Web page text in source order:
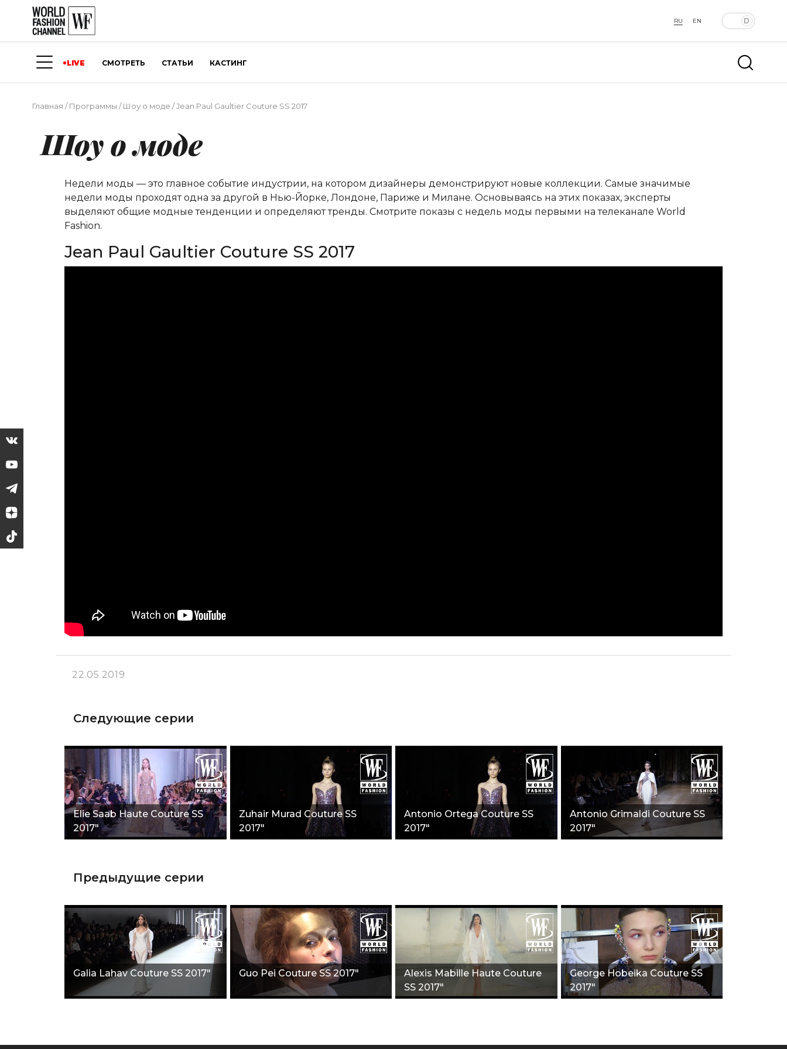
RU EN
LIVE СМОТРЕТЬ СТАТЬИ КАСТИНГ
Главная /Программы /Шоу о моде /Jean Paul Gaultier Couture SS 2017
Шоу о моде
Недели моды — это главное событие индустрии, на котором дизайнеры демонстрируют новые коллекции. Самые значимые
недели моды проходят одна за другой в Нью-Йорке, Лондоне, Париже и Милане. Основываясь на этих показах, эксперты
выделяют общие модные тенденции и определяют тренды. Смотрите показы с недель моды первыми на телеканале World
Fashion.
Jean Paul Gaultier Couture SS 2017
22.05.2019
Следующие серии
Elie Saab Haute Couture SS
2017"
Zuhair Murad Couture SS
2017"
Antonio Ortega Couture SS
2017"
Antonio Grimaldi Couture SS
2017"
Предыдущие серии
Galia Lahav Couture SS 2017" Guo Pei Couture SS 2017"
Alexis Mabille Haute Couture
SS 2017"
George Hobeika Couture SS
2017"